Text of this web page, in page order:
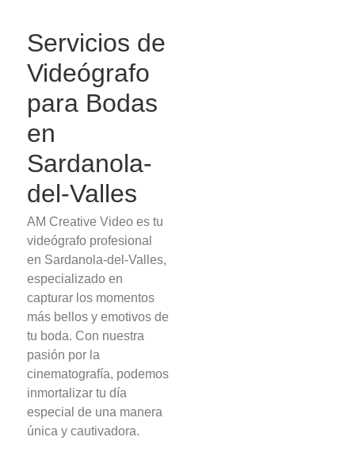
Servicios de
Videógrafo
para Bodas
en
Sardanola-
del-Valles
AM Creative Video es tu
videógrafo profesional
en Sardanola-del-Valles,
especializado en
capturar los momentos
más bellos y emotivos de
tu boda. Con nuestra
pasión por la
cinematografía, podemos
inmortalizar tu día
especial de una manera
única y cautivadora.